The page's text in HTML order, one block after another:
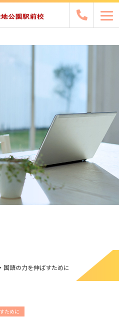
国語の力を伸ばすために
ために